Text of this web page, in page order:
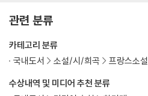
관련 분류
수상내역 및 미디어 추천 분류
카테고리 분류
국내도서
소설/시/희곡 프랑스소설